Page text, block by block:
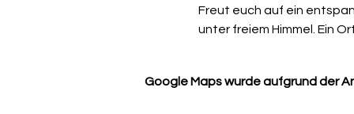
Freut euch auf ein
unter freiem Himmel. Ein
Google Maps wurde aufgrund der